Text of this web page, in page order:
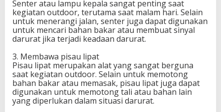
u
n
t
u
k
e
m
u
a
O
r
Senter atau lampu kepala sangat penting saat
kegiatan outdoor, terutama saat malam hari. Selain
untuk menerangi jalan, senter juga dapat digunakan
untuk mencari bahan bakar atau membuat sinyal
darurat jika terjadi keadaan darurat.
3. Membawa pisau lipat
Pisau lipat merupakan alat yang sangat berguna
saat kegiatan outdoor. Selain untuk memotong
bahan bakar atau memasak, pisau lipat juga dapat
digunakan untuk memotong tali atau bahan lain
yang diperlukan dalam situasi darurat.